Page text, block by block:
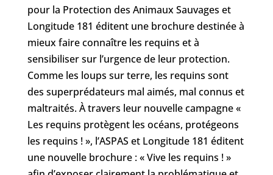
pour la Protection des Animaux Sauvages et
Longitude 181 éditent une brochure destinée à
mieux faire connaître les requins et à
sensibiliser sur l’urgence de leur protection.
Comme les loups sur terre, les requins sont
des superprédateurs mal aimés, mal connus et
maltraités. À travers leur nouvelle campagne «
Les requins protègent les océans, protégeons
les requins ! », l’ASPAS et Longitude 181 éditent
une nouvelle brochure : « Vive les requins ! »